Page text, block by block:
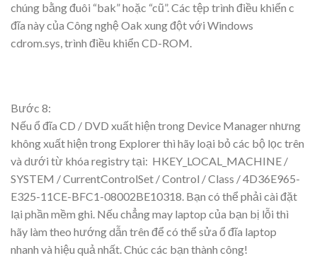
chúng bằng đuôi “bak” hoặc “cũ”. Các tệp trình điều khiển c
đĩa này của Công nghệ Oak xung đột với Windows
cdrom.sys, trình điều khiển CD-ROM.
Bước 8:
Nếu ổ đĩa CD / DVD xuất hiện trong Device Manager nhưng
không xuất hiện trong Explorer thì hãy loại bỏ các bộ lọc trên
và dưới từ khóa registry tại: HKEY_LOCAL_MACHINE /
SYSTEM / CurrentControlSet / Control / Class / 4D36E965-
E325-11CE-BFC1-08002BE10318. Bạn có thể phải cài đặt
lại phần mềm ghi. Nếu chẳng may laptop của bạn bị lỗi thì
hãy làm theo hướng dẫn trên để có thể sửa ổ đĩa laptop
nhanh và hiệu quả nhất. Chúc các bạn thành công!